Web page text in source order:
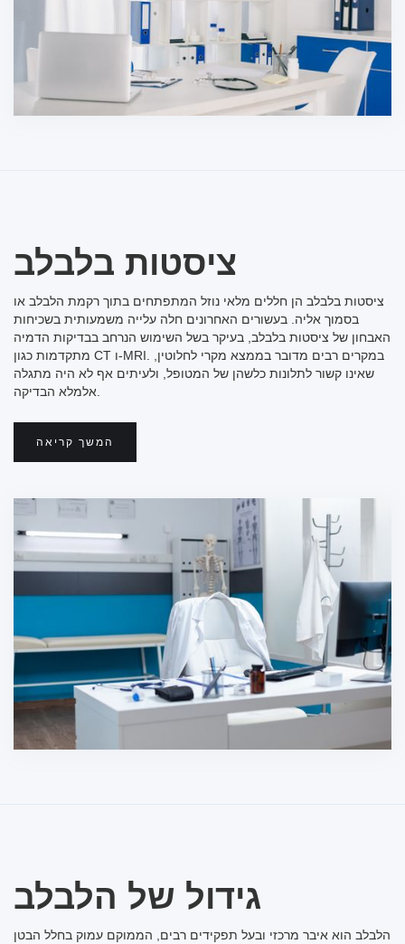
ציסטות בלבלב
ציסטות בלבלב הן חללים מלאי נוזל המתפתחים בתוך רקמת הלבלב או
בסמוך אליה. בעשורים האחרונים חלה עלייה משמעותית בשכיחות
האבחון של ציסטות בלבלב, בעיקר בשל השימוש הנרחב בבדיקות הדמיה
מתקדמות כגון CT ו-MRI. במקרים רבים מדובר בממצא מקרי לחלוטין,
שאינו קשור לתלונות כלשהן של המטופל, ולעיתים אף לא היה מתגלה
המשך קריאה
גידול של הלבלב
הלבלב הוא איבר מרכזי ובעל תפקידים רבים, הממוקם עמוק בחלל הבטן